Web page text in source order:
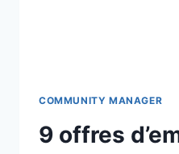
COMMUNITY MANAGER
9 offres